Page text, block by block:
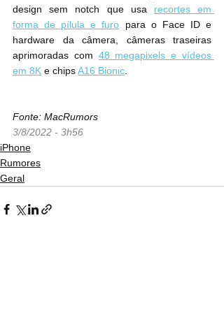
design sem notch que usa recortes em
forma de pílula e furo para o Face ID e
hardware da câmera, câmeras traseiras
aprimoradas com 48 megapixels e vídeos
em 8K e chips A16 Bionic
Fonte: MacRumors
3/8/2022 - 3h56
iPhone
Rumores
Geral